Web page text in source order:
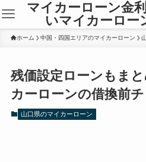
マイカーローン金
いマイカーロー
ホーム 中国・四国エリアのマイカーローン
残価設定ローンもま
カーローンの借換前
山口県のマイカーローン